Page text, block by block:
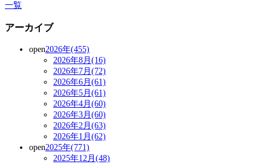
一覧
アーカイブ
open2026年(455)
2026年8月(16)
2026年7月(72)
2026年6月(61)
2026年5月(61)
2026年4月(60)
2026年3月(60)
2026年2月(63)
2026年1月(62)
open2025年(771)
2025年12月(48)